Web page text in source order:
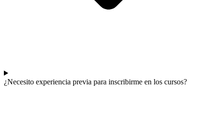
¿Necesito experiencia previa para inscribirme en los cursos?